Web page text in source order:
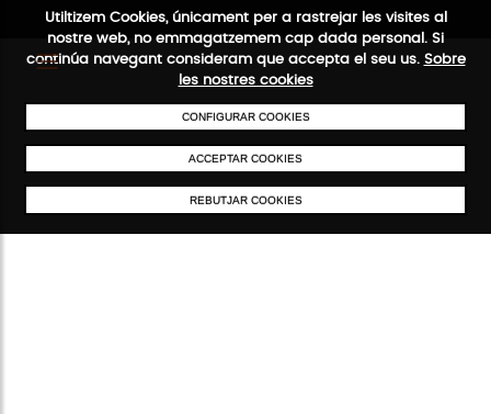
Utiltizem Cookies, únicament per a rastrejar les visites al
nostre web, no emmagatzemem cap dada personal. Si
continúa navegant consideram que accepta el seu us. Sobre
les nostres cookies
CONFIGURAR COOKIES
ACCEPTAR COOKIES
REBUTJAR COOKIES
ENVIAMENTS GRATUÏTS A PARTIR DE 50 €